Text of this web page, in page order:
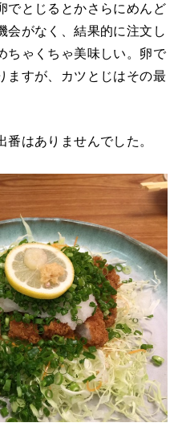
でとじるとかさらにめんど
会がなく、結果的に注文し
ちゃくちゃ美味しい。卵で
ますが、カツとじはその最
はありませんでした。